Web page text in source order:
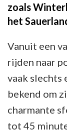
zoals
het
Vanuit een
rijden naar
vaak slechts
bekend om
charmante
tot 45